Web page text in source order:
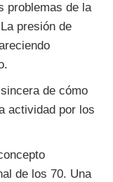
problemas de la
presión de
de cómo
actividad por los
de los 70. Una